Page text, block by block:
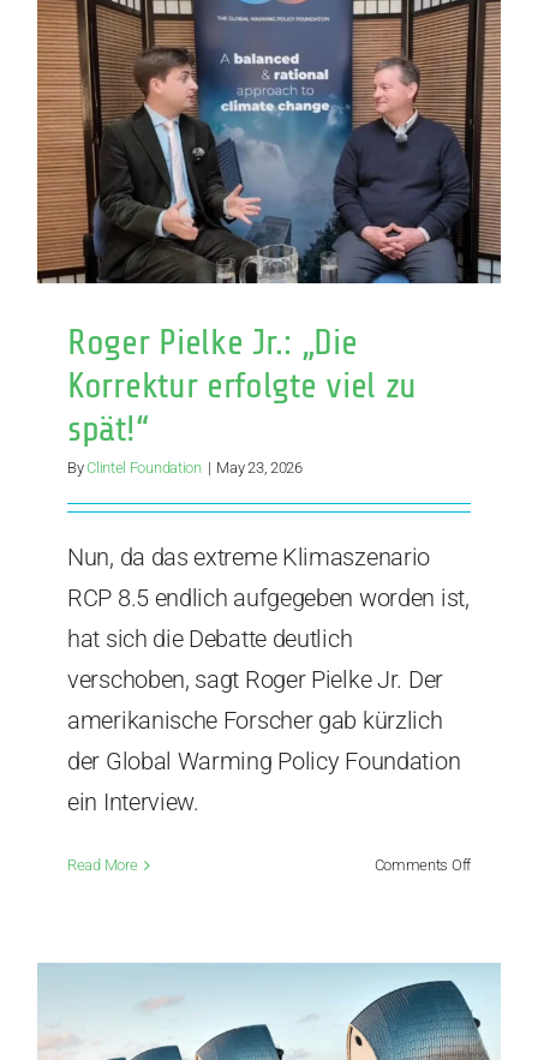
Roger Pielke Jr.: „Die
Korrektur erfolgte viel zu
spät!“
ByClintel Foundation | May 23, 2026
Nun, da das extreme Klimaszenario
RCP 8.5 endlich aufgegeben worden ist,
hat sich die Debatte deutlich
verschoben, sagt Roger Pielke Jr. Der
amerikanische Forscher gab kürzlich
der Global Warming Policy Foundation
ein Interview.
Read More Comments Offon
erfolgte
viel